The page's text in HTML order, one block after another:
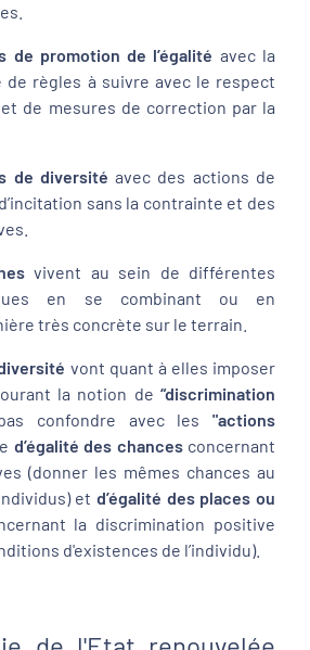
de promotion de l’égalité avec la
de règles à suivre avec le respect
de mesures de correction par la
de diversitéavec des actions de
sans la contrainte et des
vivent au sein de différentes
en se combinant ou en
très concrète sur le terrain.
vont quant à elles imposer
la notion de “discrimination
confondre avec les "actions
d’égalité des chancesconcernant
(donner les mêmes chances au
et d’égalité des places ou
la discrimination positive
d'existences de l’individu).